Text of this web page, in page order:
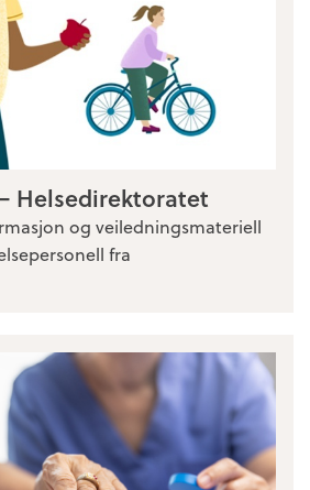
Helsedirektoratet
og veiledningsmateriell
fra